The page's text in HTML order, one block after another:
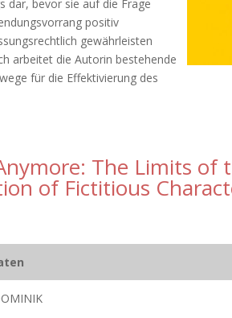
dar, bevor sie auf die Frage
positiv
gewährleisten
arbeitet die Autorin bestehende
für die Effektivierung des
The Limits of
of Fictitious